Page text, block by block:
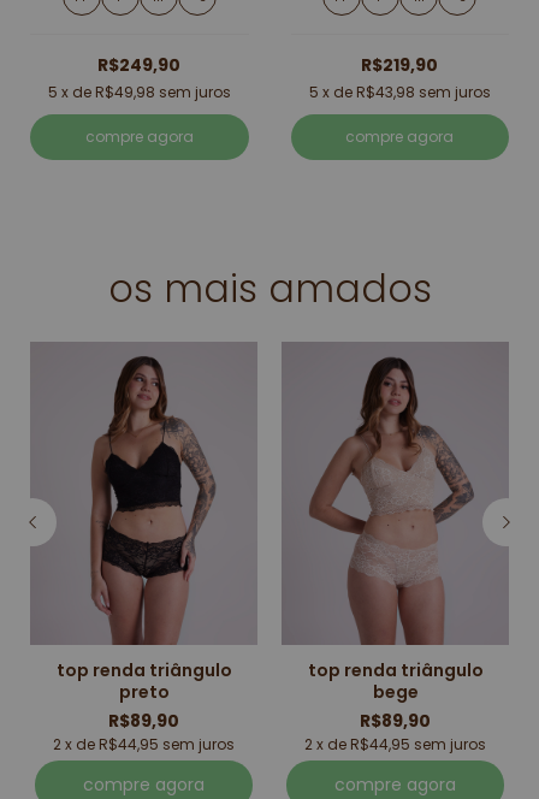
R$249,90
5 x de R$49,98 sem juros
compre agora
R$219,90
5 x de R$43,98 sem juros
compre agora
os mais amados
top renda triângulo
preto
R$89,90
2 x de R$44,95 sem juros
compre agora
top renda triângulo
bege
R$89,90
2 x de R$44,95 sem juros
compre agora